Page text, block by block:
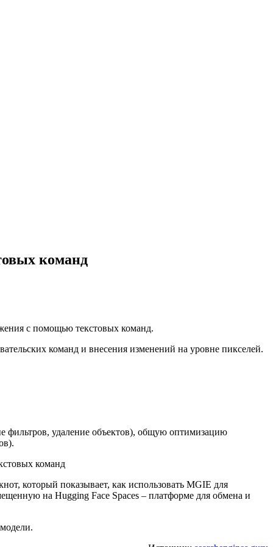
команд
с помощью текстовых команд.
команд и внесения изменений на уровне пикселей.
фильтров, удаление объектов), общую оптимизацию
который показывает, как использовать MGIE для
на Hugging Face Spaces – платформе для обмена и